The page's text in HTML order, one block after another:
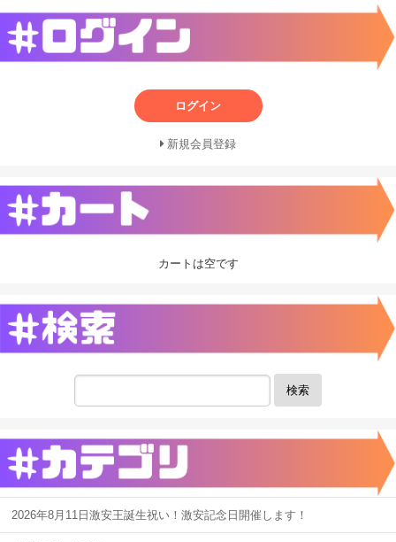
ログイン
新規会員登録
カートは空です
検索
2026年8月11日激安王誕生祝い！激安記念日開催します！